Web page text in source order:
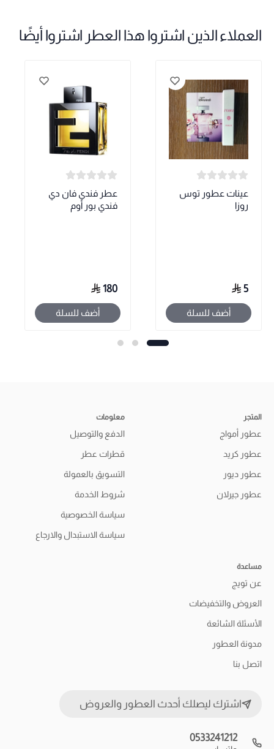
العملاء الذين اشتروا هذا العطر اشتروا أيضًا
عينات عطور توس
روزا
5
أضف للسلة
عطر فندي فان دي
فندي بور أوم
180
أضف للسلة
المتجر
عطور أمواج
عطور كريد
عطور ديور
عطور جيرلان
معلومات
الدفع والتوصيل
قطرات عطر
التسويق بالعمولة
شروط الخدمة
سياسة الخصوصية
سياسة الاستبدال والارجاع
مساعدة
عن تويج
العروض والتخفيضات
الأسئلة الشائعة
مدونة العطور
اتصل بنا
اشترك ليصلك أحدث العطور والعروض
0533241212